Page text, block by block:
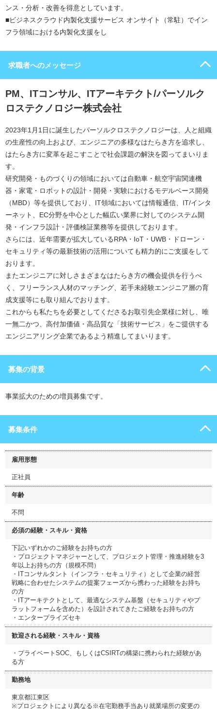
ンス・分析・改善を得意としています。
■ビジネスクラウド内製化支援サービス オンサイト（常駐）でイン
フラ領域における内製化支援をし
求職者へのメッセージ
PM、ITコンサル、ITアーキテクト/パーソルク
ロステクノロジー株式会社
2023年1月1日に誕生したパーソルクロステクノロジーは、人と組織
の生産性の向上および、エンジニアの多様なはたらき方を追求し、
はたらき方に変革を起こすことで社会課題の解決を図ってまいりま
す。
研究開発・ものづくりの領域においては自動車・航空宇宙関連機
器・家電・ロボットの設計・開発・実験におけるモデルベース開発
（MBD）等を提供しており、IT領域においては情報通信、IT/インタ
ーネット、EC分野を中心とした幅広い業界に対してのシステム開
発・インフラ設計・評価検証業務等を提供しております。
さらには、近年需要が拡大しているRPA・IoT・UWB・ドローン・
セキュリティ等の最新技術の活用についても精力的にご支援をして
おります。
またエンジニアに対しさまざまなはたらき方の機会提供を行うべ
く、フリーランス人材のマッチング、若手未経験エンジニア層の育
成支援等にも取り組んでおります。
これからも私たちを必要としてくださるお取引先企業様に対し、唯
一無二かつ、高付加価値・高品質な「技術サービス」をご提供する
エンジニアリング企業であるよう精進してまいります。
募集の背景
事業拡大のための増員募集です。
募集条件
雇用形態
正社員
年齢
不問
必須の経験・スキル・資格
下記いずれかのご経験をお持ちの方
・プロジェクトマネジャーとして、プロジェクト管理・推進経験を3
年以上お持ちの方（規模不問）
・ITコンサルタント（インフラ・セキュリティ）として企業の経営
戦略に合わせたシステムの提案フェーズから携わった経験をお持ち
の方
・ITアーキテクトとして、最適なシステム基盤（セキュリティやプ
ラットフォームを含めた）を設計されてきたご経験をお持ちの方
・エンタープライズセキ
歓迎される経験・スキル・資格
・プライベートSOC、もしくはCSIRTの構築に携わられた経験があ
る方
勤務地
東京都江東区
※プロジェクトにより異なる※在宅勤務手当あり就業場所の変更の